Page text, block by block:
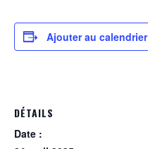
Ajouter au calendrier
DÉTAILS
Date :